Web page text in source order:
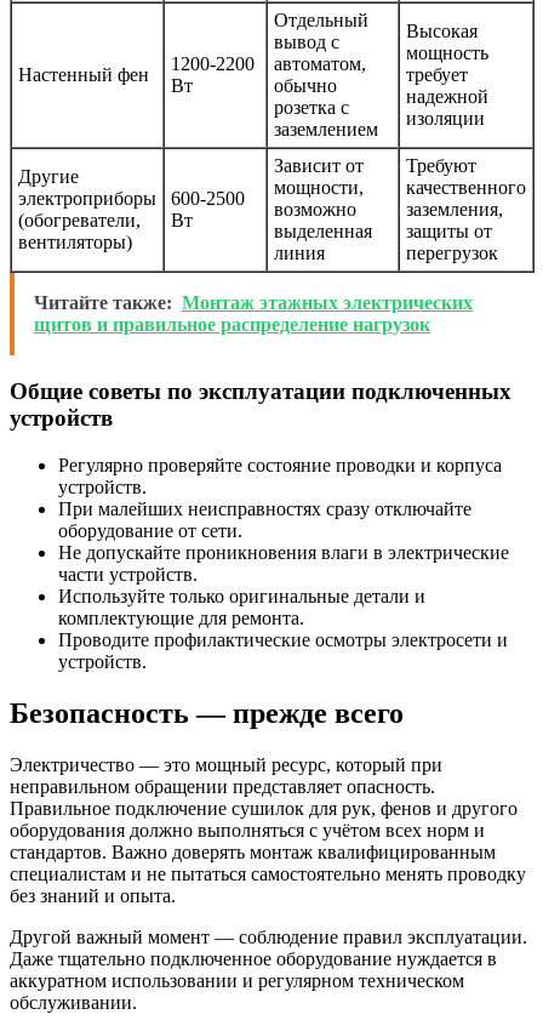
Настенный фен
1200-2200
Вт
Отдельный
вывод с
автоматом,
обычно
розетка с
заземлением
Высокая
мощность
требует
надежной
изоляции
Другие
электроприборы
(обогреватели,
вентиляторы)
600-2500
Вт
Зависит от
мощности,
возможно
выделенная
линия
Требуют
качественного
заземления,
защиты от
перегрузок
Читайте также: Монтаж этажных электрических
щитов и правильное распределение нагрузок
Общие советы по эксплуатации подключенных
устройств
Регулярно проверяйте состояние проводки и корпуса
устройств.
При малейших неисправностях сразу отключайте
оборудование от сети.
Не допускайте проникновения влаги в электрические
части устройств.
Используйте только оригинальные детали и
комплектующие для ремонта.
Проводите профилактические осмотры электросети и
устройств.
Безопасность — прежде всего
Электричество — это мощный ресурс, который при
неправильном обращении представляет опасность.
Правильное подключение сушилок для рук, фенов и другого
оборудования должно выполняться с учётом всех норм и
стандартов. Важно доверять монтаж квалифицированным
специалистам и не пытаться самостоятельно менять проводку
без знаний и опыта.
Другой важный момент — соблюдение правил эксплуатации.
Даже тщательно подключенное оборудование нуждается в
аккуратном использовании и регулярном техническом
обслуживании.